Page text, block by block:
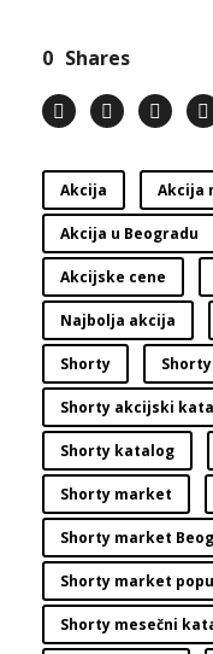
0 Shares
Akcija Akcija
Akcija u Beogradu
Akcijske cene
Najbolja akcija
Shorty
Shorty akcijski
Shorty katalog
Shorty market
Shorty market
Shorty market
Shorty mesečni